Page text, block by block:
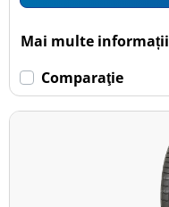
Mai multe informații
Comparaţie